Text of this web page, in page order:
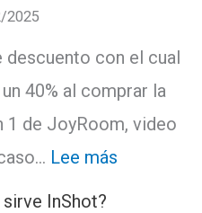
2025
descuento con el cual
40% al comprar la
1 de JoyRoom, video
Lee más:
InShot?